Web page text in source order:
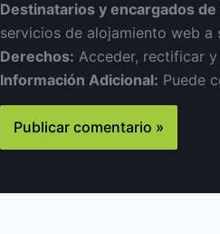
Destinatarios y encargados
servicios de alojamiento web
Derechos: Acceder, rectificar
Información Adicional: Puede